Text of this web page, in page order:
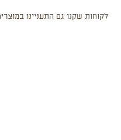
לקוחות שקנו גם התעניינו